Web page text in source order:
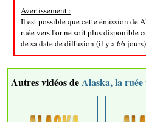
Avertissement :
Il est possible que cette émission de
ruée vers l'or ne soit plus disponible
de sa date de diffusion (il y a 66
Autres vidéos deAlaska, la